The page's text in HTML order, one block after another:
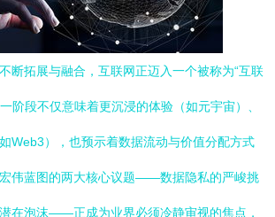
断拓展与融合，互联网正迈入一个被称为“互联
阶段不仅意味着更沉浸的体验（如元宇宙）、
Web3），也预示着数据流动与价值分配方式
伟蓝图的两大核心议题——数据隐私的严峻挑
在泡沫——正成为业界必须冷静审视的焦点，